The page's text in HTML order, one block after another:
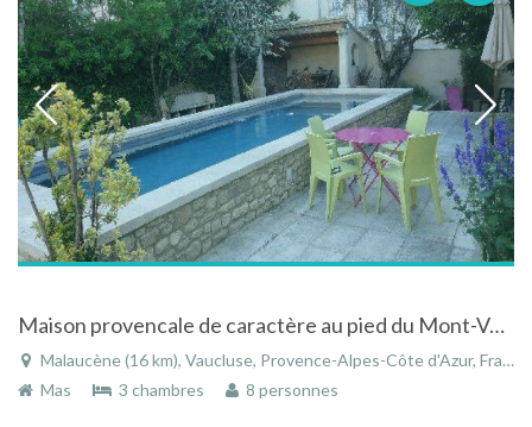
Maison provencale de caractère au pied du Mont-Ventoux
Malaucène (16 km), Vaucluse, Provence-Alpes-Côte d'Azur, France
Mas
3 chambres 8 personnes